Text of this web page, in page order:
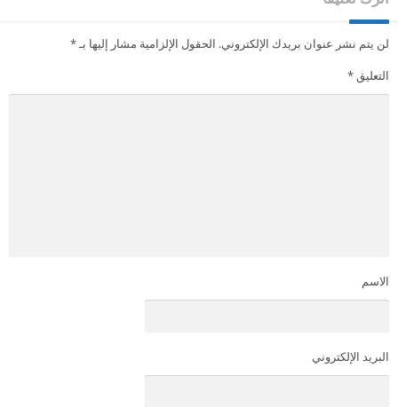
لن يتم نشر عنوان بريدك الإلكتروني. الحقول الإلزامية مشار إليها بـ*
التعليق*
الاسم
البريد الإلكتروني